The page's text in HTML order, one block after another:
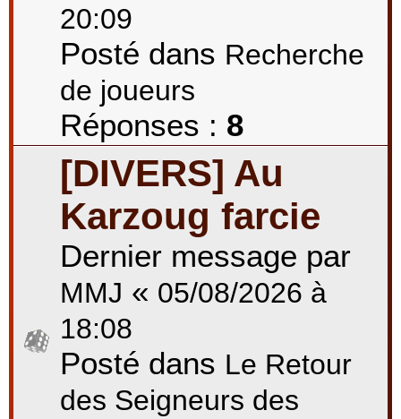
20:09
Posté dans Recherche
de joueurs
Réponses : 8
[DIVERS] Au
Karzoug farcie
Dernier message par
MMJ « 05/08/2026 à
18:08
Posté dans Le Retour
des Seigneurs des